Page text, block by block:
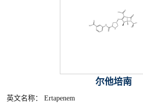
尔他培南
英文名称： Ertapenem